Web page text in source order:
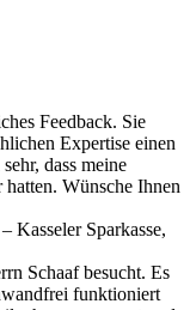
Feedback. Sie
Expertise einen
dass meine
Wünsche Ihnen
Kasseler Sparkasse,
Schaaf besucht. Es
funktioniert